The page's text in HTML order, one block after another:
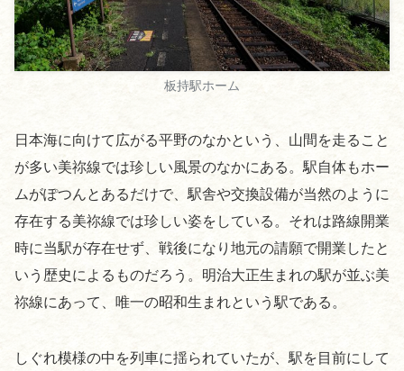
板持駅ホーム
日本海に向けて広がる平野のなかという、山間を走ること
が多い美祢線では珍しい風景のなかにある。駅自体もホー
ムがぽつんとあるだけで、駅舎や交換設備が当然のように
存在する美祢線では珍しい姿をしている。それは路線開業
時に当駅が存在せず、戦後になり地元の請願で開業したと
いう歴史によるものだろう。明治大正生まれの駅が並ぶ美
祢線にあって、唯一の昭和生まれという駅である。
しぐれ模様の中を列車に揺られていたが、駅を目前にして